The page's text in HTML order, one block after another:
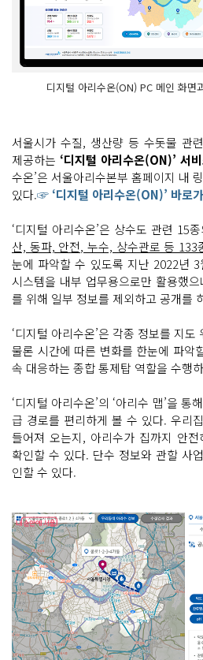
디지털 아리수온(ON) PC 메인 화면
서울시가 수질, 생산량 등 수돗물 관
제공하는 ‘디지털 아리수온(ON)’ 서
수온’은 서울아리수본부 홈페이지 내
있다.☞ ‘디지털 아리수온(ON)’ 바로
‘디지털 아리수온’은 상수도 관련 15
산, 동파, 안전, 누수, 상수관로 등 133
눈에 파악할 수 있도록 지난 2022년
시스템을 내부 업무용으로만 활용했
를 위해 일부 정보를 제외하고 공개를
‘디지털 아리수온’은 각종 정보를 지
물론 시간에 따른 변화를 한눈에 파악
속 대응하는 종합 통제탑 역할을 수행
‘디지털 아리수온’의 ‘아리수 맵’을
급 경로를 편리하게 볼 수 있다. 우리
들어져 오는지, 아리수가 집까지 안
확인할 수 있다. 단수 정보와 관할 사
인할 수 있다.